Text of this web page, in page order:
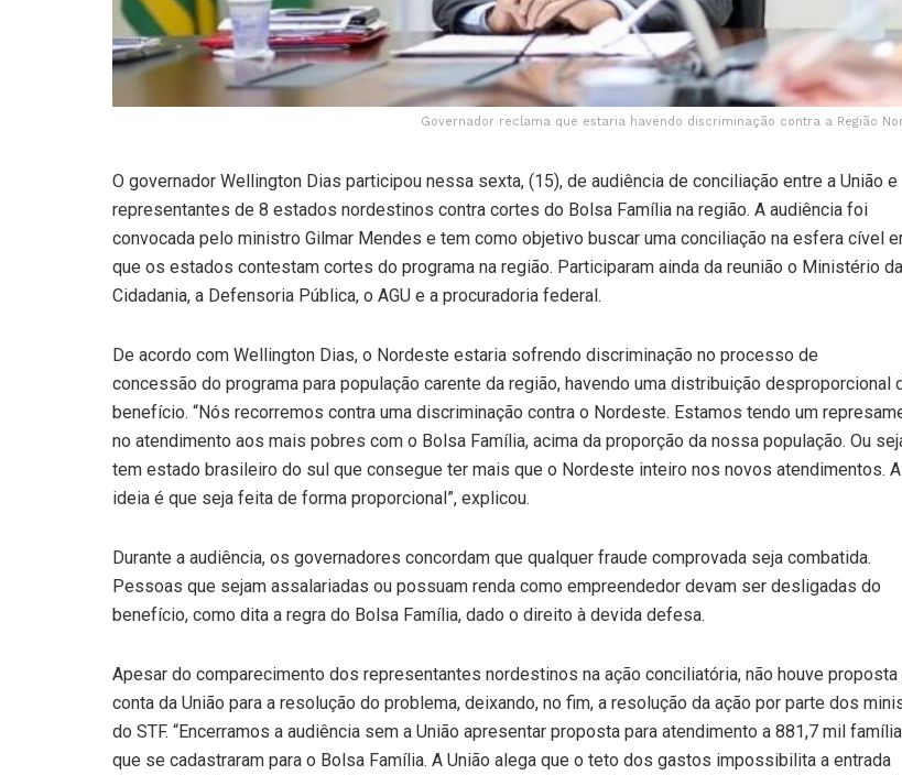
Governador reclama que estaria havendo discriminação contra a Região
O governador Wellington Dias participou nessa sexta, (15), de audiência de conciliação entre a União e
representantes de 8 estados nordestinos contra cortes do Bolsa Família na região. A audiência foi
convocada pelo ministro Gilmar Mendes e tem como objetivo buscar uma conciliação na esfera cível
que os estados contestam cortes do programa na região. Participaram ainda da reunião o Ministério da
Cidadania, a Defensoria Pública, o AGU e a procuradoria federal.
De acordo com Wellington Dias, o Nordeste estaria sofrendo discriminação no processo de
concessão do programa para população carente da região, havendo uma distribuição desproporcional
benefício. “Nós recorremos contra uma discriminação contra o Nordeste. Estamos tendo um
no atendimento aos mais pobres com o Bolsa Família, acima da proporção da nossa população. Ou
tem estado brasileiro do sul que consegue ter mais que o Nordeste inteiro nos novos atendimentos. A
ideia é que seja feita de forma proporcional”, explicou.
Durante a audiência, os governadores concordam que qualquer fraude comprovada seja combatida.
Pessoas que sejam assalariadas ou possuam renda como empreendedor devam ser desligadas do
benefício, como dita a regra do Bolsa Família, dado o direito à devida defesa.
Apesar do comparecimento dos representantes nordestinos na ação conciliatória, não houve proposta
conta da União para a resolução do problema, deixando, no fim, a resolução da ação por parte dos
do STF. “Encerramos a audiência sem a União apresentar proposta para atendimento a 881,7 mil
que se cadastraram para o Bolsa Família. A União alega que o teto dos gastos impossibilita a entrada